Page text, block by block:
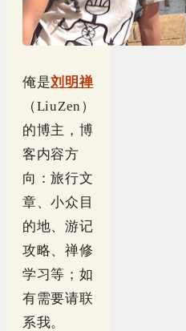
俺是刘明禅
（LiuZen）
的博主，博
客内容方
向：旅行文
章、小众目
的地、游记
攻略、禅修
学习等；如
有需要请联
系我。